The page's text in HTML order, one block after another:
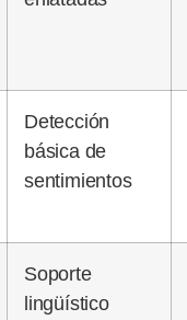
Detección
básica de
sentimientos
Soporte
lingüístico